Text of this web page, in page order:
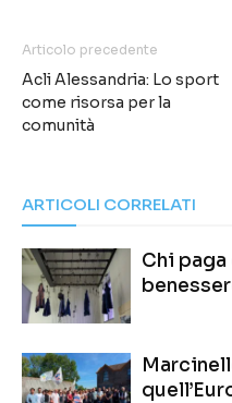
Articolo precedente
Acli Alessandria: Lo sport
come risorsa per la
comunità
ARTICOLI CORRELATI
Chi